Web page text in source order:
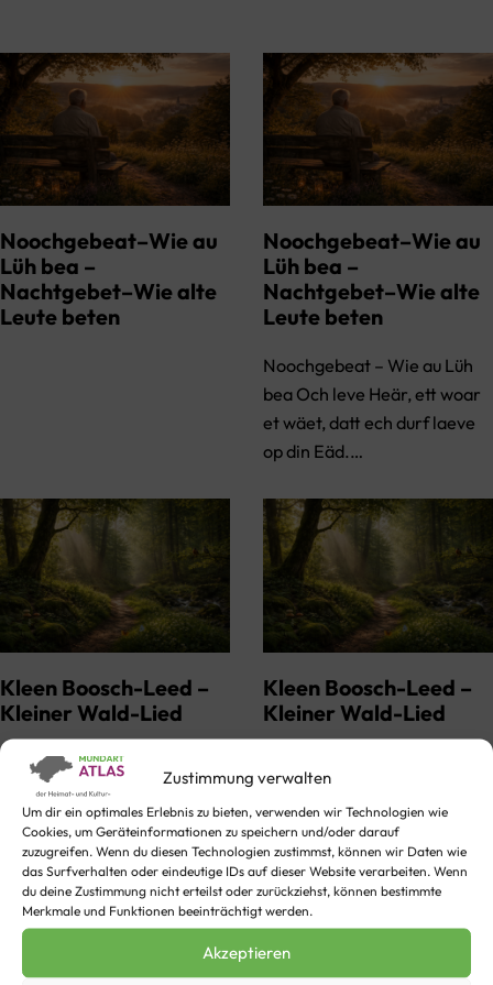
Zustimmung verwalten
Um dir ein optimales Erlebnis zu bieten, verwenden wir Technologien wie
Cookies, um Geräteinformationen zu speichern und/oder darauf
zuzugreifen. Wenn du diesen Technologien zustimmst, können wir Daten wie
das Surfverhalten oder eindeutige IDs auf dieser Website verarbeiten. Wenn
du deine Zustimmung nicht erteilst oder zurückziehst, können bestimmte
Merkmale und Funktionen beeinträchtigt werden.
Akzeptieren
Noochgebeat–Wie au
Lüh bea –
Nachtgebet–Wie alte
Leute beten
Noochgebeat–Wie au
Lüh bea –
Nachtgebet–Wie alte
Leute beten
Noochgebeat – Wie au Lüh
bea Och leve Heär, ett woar
et wäet, datt ech durf laeve
op din Eäd.…
Kleen Boosch-Leed –
Kleiner Wald-Lied
Kleen Boosch-Leed Jerüek
van Moos on jroen Flechte!
Weeke Trett
obWaldesweech! Weè öch
jee jevöelt hät, wett van
schtell, stäerke…
Kleen Boosch-Leed –
Kleiner Wald-Lied